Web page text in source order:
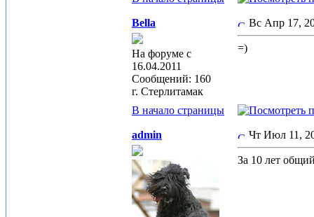
Bella
На форуме с
16.04.2011
Сообщений: 160
г. Стерлитамак
Вс Апр 17,
=)
В начало страницы
admin Чт Июл 11,
За 10 лет